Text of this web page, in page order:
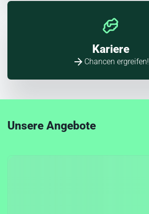
Kariere
Chancen ergreifen!
Unsere Angebote